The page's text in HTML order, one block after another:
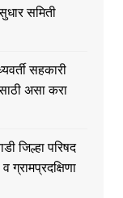
समिती
सहकारी
असा करा
जिल्हा परिषद
ग्रामप्रदक्षिणा